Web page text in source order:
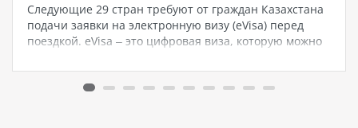
Следующие 29 стран требуют от граждан Казахстана
подачи заявки на электронную визу (eVisa) перед
поездкой. eVisa – это цифровая виза, которую можно
она высылается на электронную почту заявителя.
Сроки рассмотрения, сборы и…